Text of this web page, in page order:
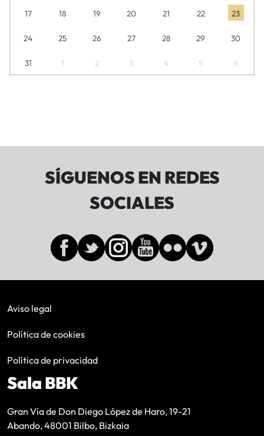
17 18 19 20 21 22 23
24 25 26 27 28 29 30
31 1 2 3 4 5 6
SÍGUENOS EN REDES
SOCIALES
Aviso legal
Política de cookies
Política de privacidad
Sala BBK
Gran Vía de Don Diego López de Haro, 19-21
Abando, 48001 Bilbo, Bizkaia